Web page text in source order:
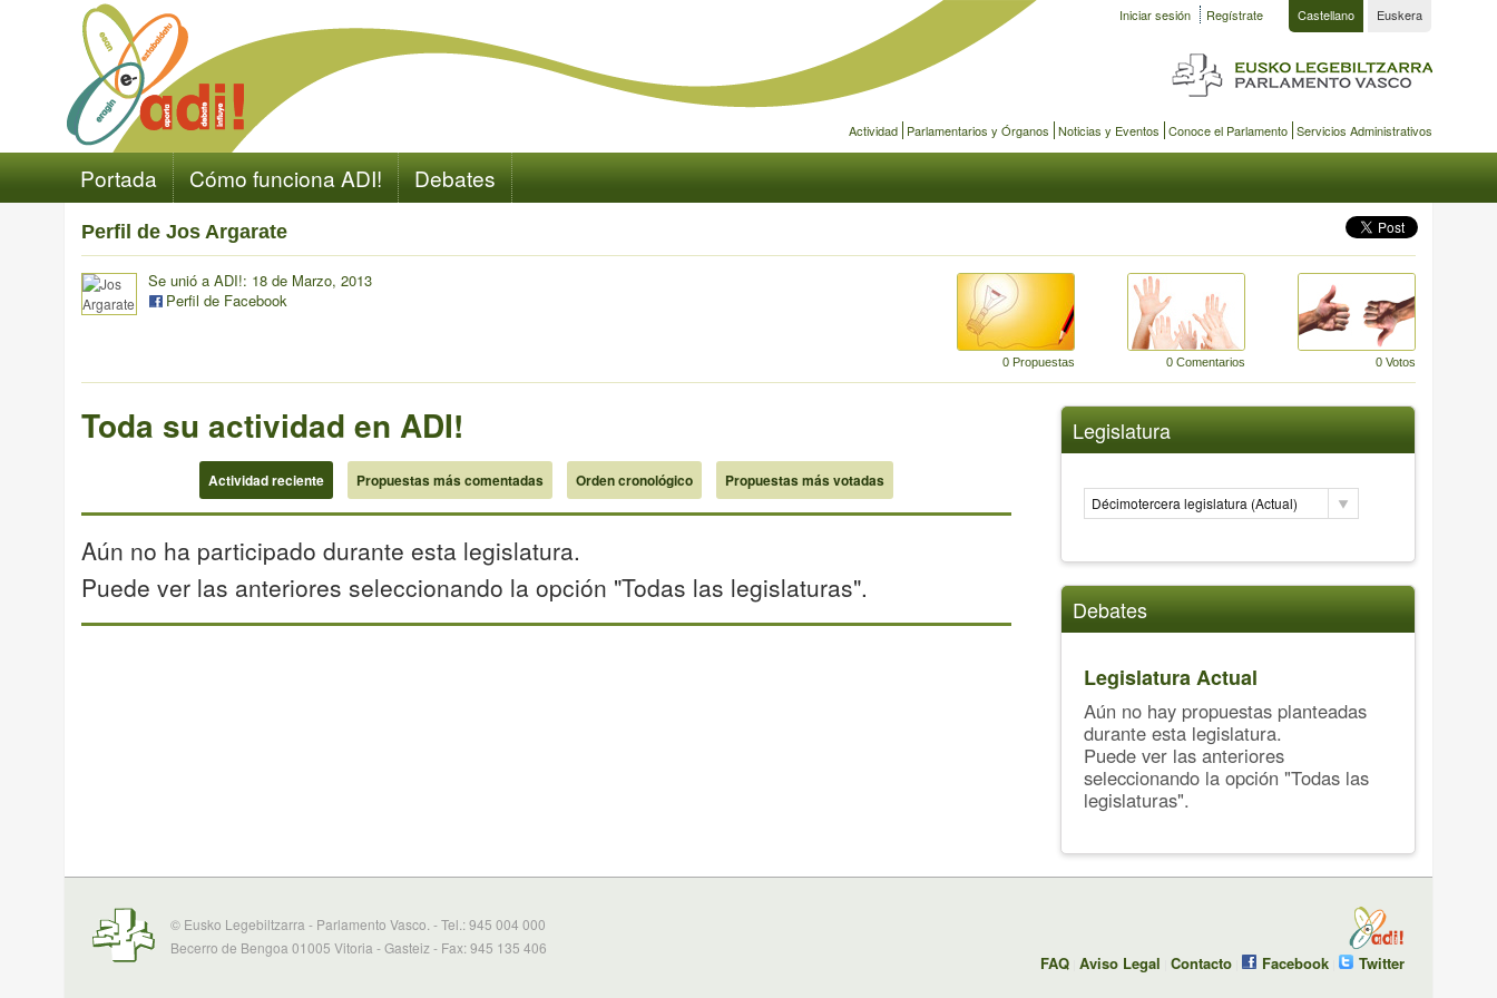
Iniciar sesión Regístrate Castellano Euskera
Actividad Parlamentarios y Órganos Noticias y Eventos Conoce el Parlamento Servicios Administrativos
Portada Cómo funciona ADI! Debates
Perfil de Jos Argarate
Se unió a ADI!: 18 de Marzo, 2013
Perfil de Facebook
0 Propuestas 0 Comentarios 0 Votos
Toda su actividad en ADI!
Actividad reciente Propuestas más comentadas Orden cronológico Propuestas más votadas
Aún no ha participado durante esta legislatura.
Puede ver las anteriores seleccionando la opción "Todas las legislaturas".
Legislatura
Décimotercera legislatura (Actual)
Debates
Legislatura Actual
Aún no hay propuestas planteadas
durante esta legislatura.
Puede ver las anteriores
seleccionando la opción "Todas las
legislaturas".
© Eusko Legebiltzarra - Parlamento Vasco. - Tel.: 945 004 000
Becerro de Bengoa 01005 Vitoria - Gasteiz - Fax: 945 135 406
FAQ Aviso Legal Contacto Facebook Twitter